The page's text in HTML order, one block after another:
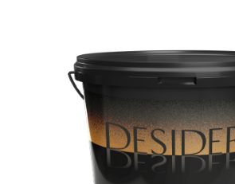
elastica
monocomponente
polimero cementizia